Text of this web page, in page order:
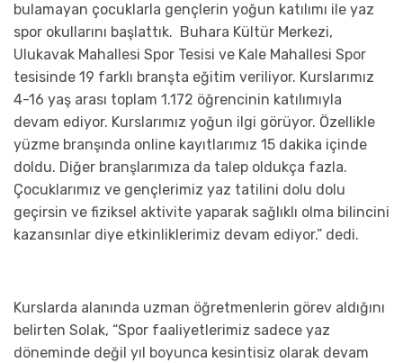
bulamayan çocuklarla gençlerin yoğun katılımı ile yaz
spor okullarını başlattık. Buhara Kültür Merkezi,
Ulukavak Mahallesi Spor Tesisi ve Kale Mahallesi Spor
tesisinde 19 farklı branşta eğitim veriliyor. Kurslarımız
4-16 yaş arası toplam 1.172 öğrencinin katılımıyla
devam ediyor. Kurslarımız yoğun ilgi görüyor. Özellikle
yüzme branşında online kayıtlarımız 15 dakika içinde
doldu. Diğer branşlarımıza da talep oldukça fazla.
Çocuklarımız ve gençlerimiz yaz tatilini dolu dolu
geçirsin ve fiziksel aktivite yaparak sağlıklı olma bilincini
kazansınlar diye etkinliklerimiz devam ediyor.” dedi.
Kurslarda alanında uzman öğretmenlerin görev aldığını
belirten Solak, “Spor faaliyetlerimiz sadece yaz
döneminde değil yıl boyunca kesintisiz olarak devam